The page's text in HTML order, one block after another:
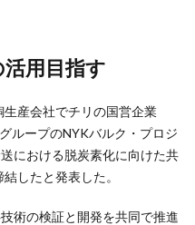
活用目指す
産会社でチリの国営企業
ループのNYKバルク・プロジ
における脱炭素化に向けた共
したと発表した。
術の検証と開発を共同で推進